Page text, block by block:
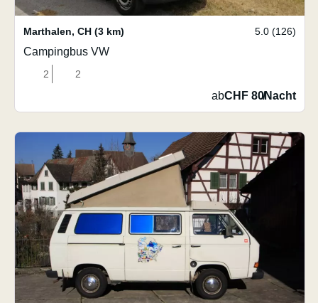
Marthalen, CH (3 km) 5.0 (126)
Campingbus VW
2 2
abCHF 80/Nacht